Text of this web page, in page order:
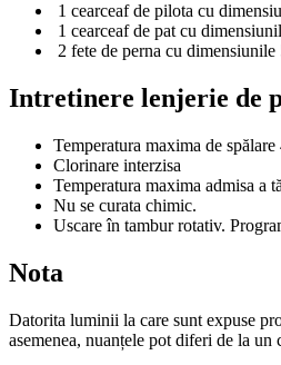
1 cearceaf de pilota cu
1 cearceaf de pat cu
2 fete de perna cu
Intretinere lenjerie de
Temperatura maxima de
Clorinare interzisa
Temperatura maxima admisa a
Nu se curata chimic.
Uscare în tambur rotativ.
Nota
Datorita luminii la care sunt expuse
asemenea, nuanțele pot diferi de la un